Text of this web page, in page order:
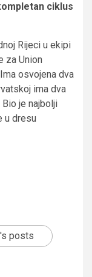
ciklus
Rijeci u ekipi
za Union
osvojena dva
ima dva
je najbolji
u dresu
posts